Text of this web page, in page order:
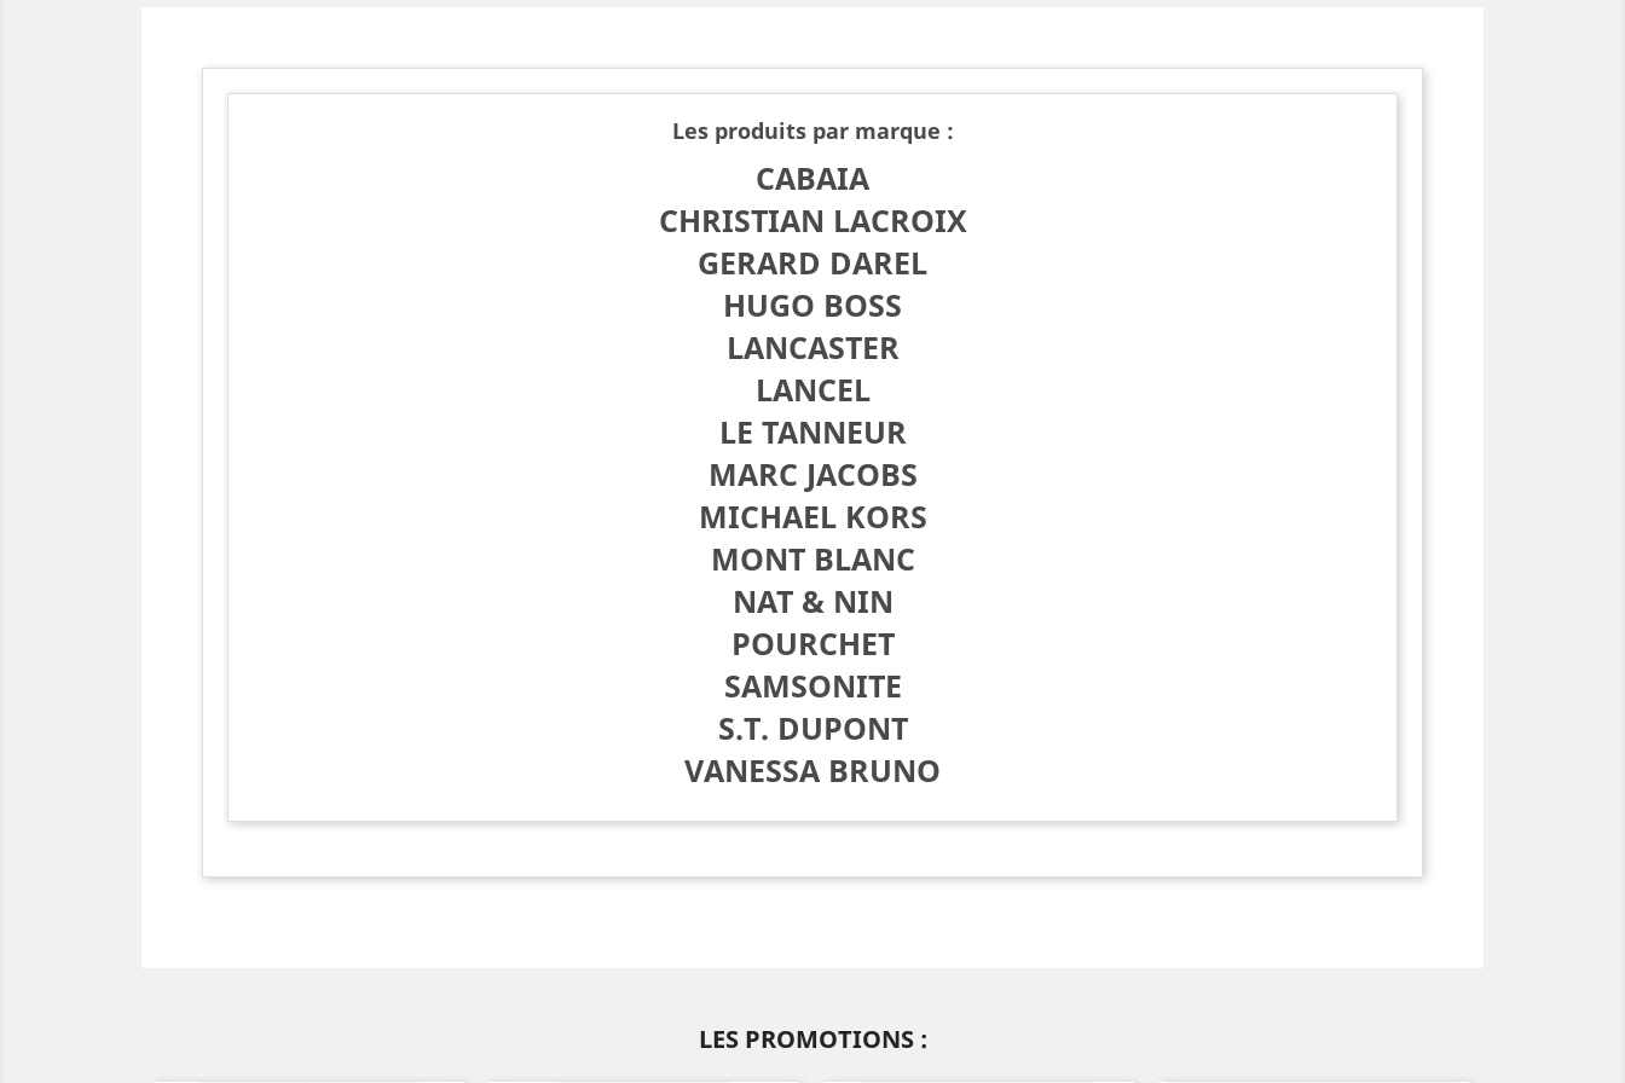
Les produits par marque :
CABAIA
CHRISTIAN LACROIX
GERARD DAREL
HUGO BOSS
LANCASTER
LANCEL
LE TANNEUR
MARC JACOBS
MICHAEL KORS
MONT BLANC
NAT & NIN
POURCHET
SAMSONITE
S.T. DUPONT
VANESSA BRUNO
LES PROMOTIONS :